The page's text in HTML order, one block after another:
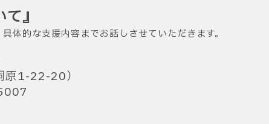
』
体的な支援内容までお話しさせていただきます。
1-22-20）